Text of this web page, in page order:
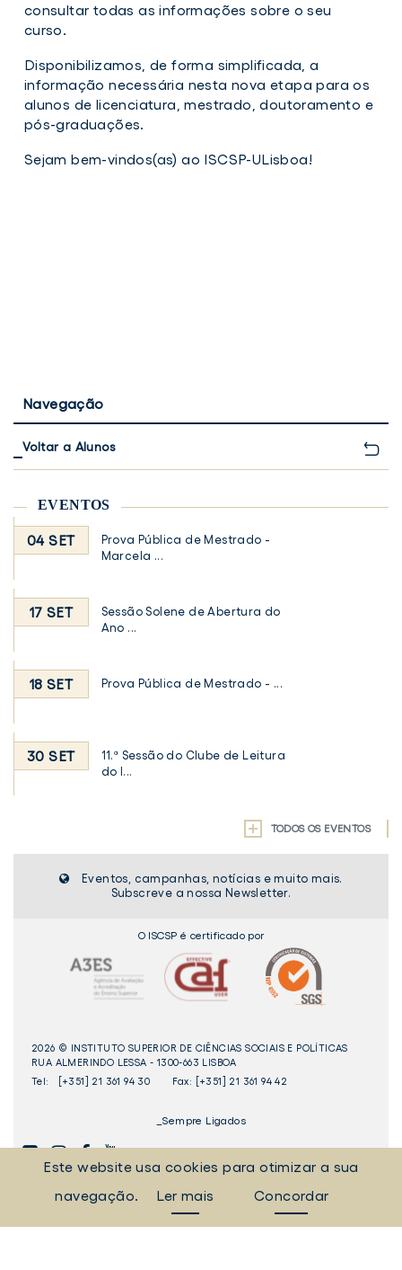
Novos
alunos:
microsite
ISCSP-
esclarece
consultar todas as informações sobre o seu
curso.
Disponibilizamos, de forma simplificada, a
informação necessária nesta nova etapa para os
alunos de licenciatura, mestrado, doutoramento e
pós-graduações.
Sejam bem-vindos(as) ao ISCSP-ULisboa!
Navegação
Voltar a Alunos
EVENTOS
04 SET
Prova Pública de Mestrado -
Marcela ...
17 SET
Sessão Solene de Abertura do
Ano ...
18 SET Prova Pública de Mestrado - ...
30 SET
11.ª Sessão do Clube de Leitura
do I...
TODOS OS EVENTOS
Eventos, campanhas, notícias e muito mais.
Subscreve a nossa Newsletter.
O ISCSP é certificado por
2026 © INSTITUTO SUPERIOR DE CIÊNCIAS SOCIAIS E POLÍTICAS
RUA ALMERINDO LESSA - 1300-663 LISBOA
Tel:
[+351] 21 361 94 30 Fax: [+351] 21 361 94 42
_Sempre Ligados
LINKEDININSTAGAMFACEBOOK
YOUTUBE
Este website usa cookies para otimizar a sua
navegação.
Ler mais Concordar